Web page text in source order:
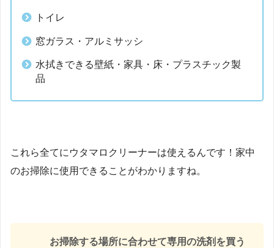
トイレ
窓ガラス・アルミサッシ
水拭きできる壁紙・家具・床・プラスチック製
品
これら全てにウタマロクリーナーは使えるんです！家中
のお掃除に使用できることがわかりますね。
お掃除する場所に合わせて専用の洗剤を買う